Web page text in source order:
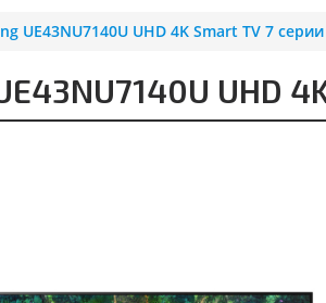
UE43NU7140U UHD 4K Smart TV 7 серии
UHD